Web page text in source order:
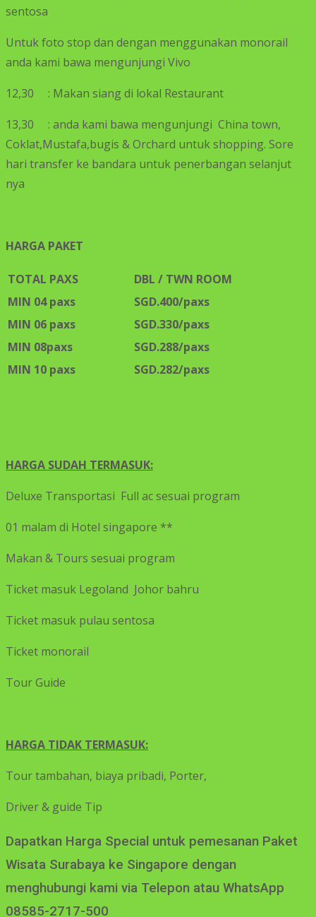
sentosa
Untuk foto stop dan dengan menggunakan monorail
anda kami bawa mengunjungi Vivo
12,30 : Makan siang di lokal Restaurant
13,30 : anda kami bawa mengunjungi China town,
Coklat,Mustafa,bugis & Orchard untuk shopping. Sore
hari transfer ke bandara untuk penerbangan selanjut
nya
HARGA PAKET
TOTAL PAXS
DBL / TWN ROOM
MIN 04 paxs
SGD.400/paxs
MIN 06 paxs
SGD.330/paxs
MIN 08paxs
SGD.288/paxs
MIN 10 paxs
SGD.282/paxs
HARGA SUDAH TERMASUK:
Deluxe Transportasi Full ac sesuai program
01 malam di Hotel singapore **
Makan & Tours sesuai program
Ticket masuk Legoland Johor bahru
Ticket masuk pulau sentosa
Ticket monorail
Tour Guide
HARGA TIDAK TERMASUK:
Tour tambahan, biaya pribadi, Porter,
Driver & guide Tip
Dapatkan Harga Special untuk pemesanan Paket
Wisata Surabaya ke Singapore dengan
menghubungi kami via Telepon atau WhatsApp
08585-2717-500